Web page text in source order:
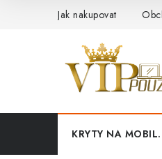
Jak nakupovat
KRYTY NA MOBIL.